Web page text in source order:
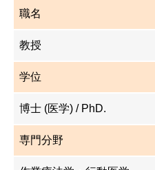
職名
教授
学位
博士 (医学) / PhD.
専門分野